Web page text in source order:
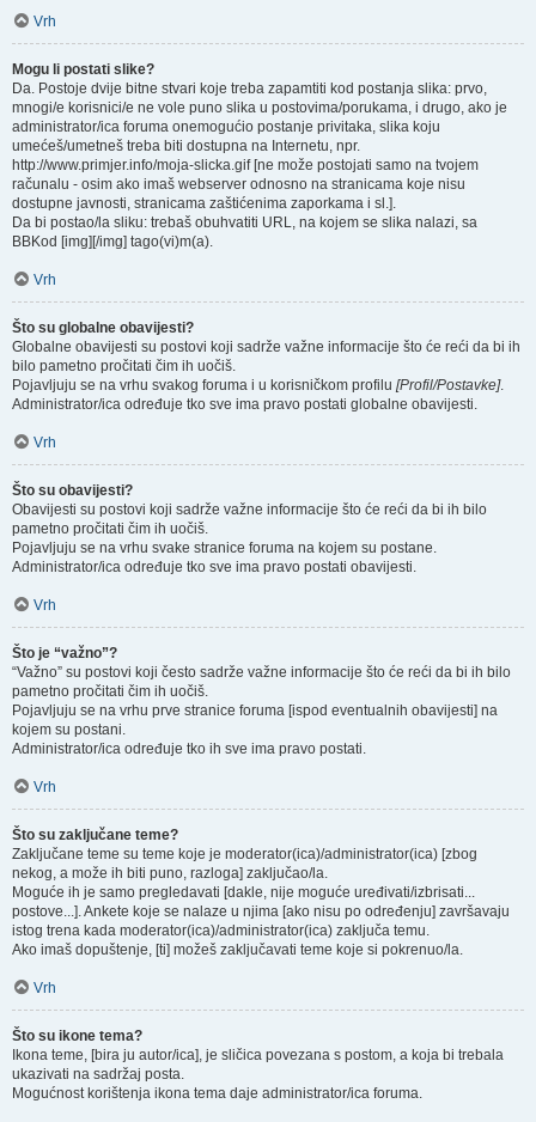
Vrh
Mogu li postati slike?
Da. Postoje dvije bitne stvari koje treba zapamtiti kod postanja slika: prvo,
mnogi/e korisnici/e ne vole puno slika u postovima/porukama, i drugo, ako je
administrator/ica foruma onemogućio postanje privitaka, slika koju
umećeš/umetneš treba biti dostupna na Internetu, npr.
http://www.primjer.info/moja-slicka.gif [ne može postojati samo na tvojem
računalu - osim ako imaš webserver odnosno na stranicama koje nisu
dostupne javnosti, stranicama zaštićenima zaporkama i sl.].
Da bi postao/la sliku: trebaš obuhvatiti URL, na kojem se slika nalazi, sa
BBKod [img][/img] tago(vi)m(a).
Vrh
Što su globalne obavijesti?
Globalne obavijesti su postovi koji sadrže važne informacije što će reći da bi ih
bilo pametno pročitati čim ih uočiš.
Pojavljuju se na vrhu svakog foruma i u korisničkom profilu [Profil/Postavke].
Administrator/ica određuje tko sve ima pravo postati globalne obavijesti.
Vrh
Što su obavijesti?
Obavijesti su postovi koji sadrže važne informacije što će reći da bi ih bilo
pametno pročitati čim ih uočiš.
Pojavljuju se na vrhu svake stranice foruma na kojem su postane.
Administrator/ica određuje tko sve ima pravo postati obavijesti.
Vrh
Što je “važno”?
“Važno” su postovi koji često sadrže važne informacije što će reći da bi ih bilo
pametno pročitati čim ih uočiš.
Pojavljuju se na vrhu prve stranice foruma [ispod eventualnih obavijesti] na
kojem su postani.
Administrator/ica određuje tko ih sve ima pravo postati.
Vrh
Što su zaključane teme?
Zaključane teme su teme koje je moderator(ica)/administrator(ica) [zbog
nekog, a može ih biti puno, razloga] zaključao/la.
Moguće ih je samo pregledavati [dakle, nije moguće uređivati/izbrisati...
postove...]. Ankete koje se nalaze u njima [ako nisu po određenju] završavaju
istog trena kada moderator(ica)/administrator(ica) zaključa temu.
Ako imaš dopuštenje, [ti] možeš zaključavati teme koje si pokrenuo/la.
Vrh
Što su ikone tema?
Ikona teme, [bira ju autor/ica], je sličica povezana s postom, a koja bi trebala
ukazivati na sadržaj posta.
Mogućnost korištenja ikona tema daje administrator/ica foruma.